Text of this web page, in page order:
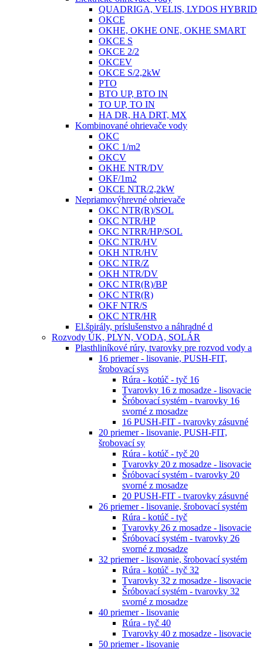
QUADRIGA, VELIS, LYDOS HYBRID
OKCE
OKHE, OKHE ONE, OKHE SMART
OKCE S
OKCE 2/2
OKCEV
OKCE S/2,2kW
PTO
BTO UP, BTO IN
TO UP, TO IN
HA DR, HA DRT, MX
Kombinované ohrievače vody
OKC
OKC 1/m2
OKCV
OKHE NTR/DV
OKF/1m2
OKCE NTR/2,2kW
Nepriamovýhrevné ohrievače
OKC NTR(R)/SOL
OKC NTR/HP
OKC NTRR/HP/SOL
OKC NTR/HV
OKH NTR/HV
OKC NTR/Z
OKH NTR/DV
OKC NTR(R)/BP
OKC NTR(R)
OKF NTR/S
OKC NTR/HR
El.špirály, príslušenstvo a náhradné d
Rozvody ÚK, PLYN, VODA, SOLÁR
Plasthliníkové rúry, tvarovky pre rozvod vody a
16 priemer - lisovanie, PUSH-FIT,
šrobovací sys
Rúra - kotúč - tyč 16
Tvarovky 16 z mosadze - lisovacie
Šróbovací systém - tvarovky 16
svorné z mosadze
16 PUSH-FIT - tvarovky zásuvné
20 priemer - lisovanie, PUSH-FIT,
šrobovací sy
Rúra - kotúč - tyč 20
Tvarovky 20 z mosadze - lisovacie
Šróbovací systém - tvarovky 20
svorné z mosadze
20 PUSH-FIT - tvarovky zásuvné
26 priemer - lisovanie, šrobovací systém
Rúra - kotúč - tyč
Tvarovky 26 z mosadze - lisovacie
Šróbovací systém - tvarovky 26
svorné z mosadze
32 priemer - lisovanie, šrobovací systém
Rúra - kotúč - tyč 32
Tvarovky 32 z mosadze - lisovacie
Šróbovací systém - tvarovky 32
svorné z mosadze
40 priemer - lisovanie
Rúra - tyč 40
Tvarovky 40 z mosadze - lisovacie
50 priemer - lisovanie